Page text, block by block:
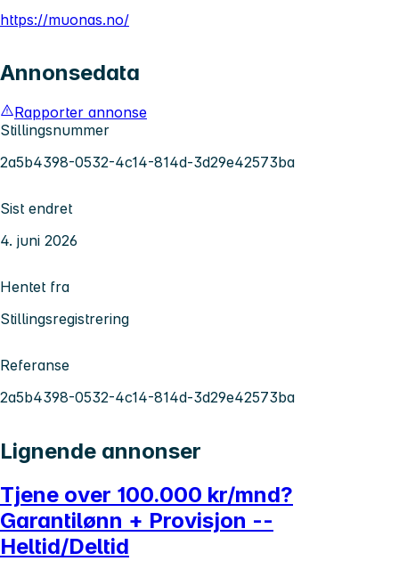
https://muonas.no/
Annonsedata
Rapporter annonse
Stillingsnummer
2a5b4398-0532-4c14-814d-3d29e42573ba
Sist endret
4. juni 2026
Hentet fra
Stillingsregistrering
Referanse
2a5b4398-0532-4c14-814d-3d29e42573ba
Lignende annonser
Tjene over 100.000 kr/mnd?
Garantilønn + Provisjon --
Heltid/Deltid